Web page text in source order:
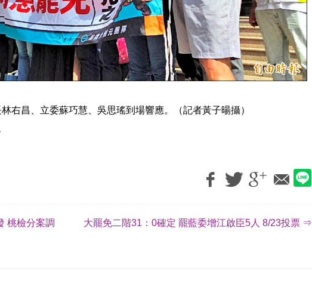
右昌、立委蘇巧慧、吳思瑤到場響應。（記者黃子暘攝）
桃檢分案調
大罷免二階31：0確定 罷藍委增江啟臣5人 8/23投票 ⇒